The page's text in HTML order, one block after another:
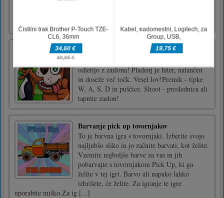
Then [...]
odletijo z zaslona! Pladenj je hiter, natančen
in doseže več točk. Vesel lov!Premik - tipke
W, A, S, D in puščice. Shoot - preslednica ali
tapnite zaslon!
Barvanje pick up tovornjakov
To je barvna igra s tovornjaki. Izberite svojo
najljubšo sliko in jo začnite barvati, kot želite.
Vzemite najboljše barve za vas in jih
pobarvajte s tovornjakom Pick Up, ki ga
želite v tej igri. Barvo ali napako lahko
izbrišete, če želite. Za igranje te igre
uporabite miško.Za ig [...]